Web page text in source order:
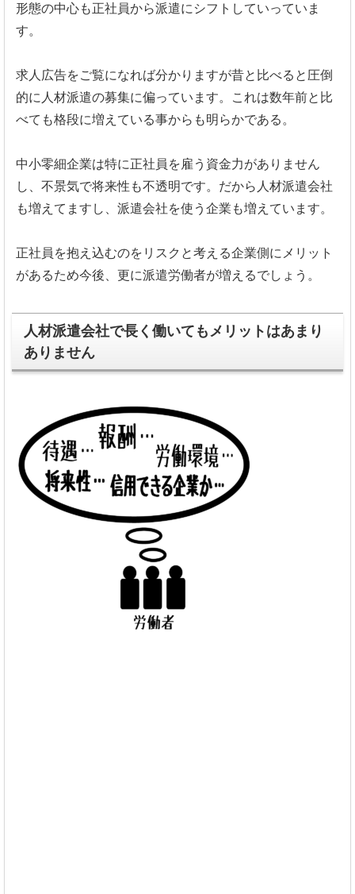
形態の中心も正社員から派遣にシフトしていっていま
す。
求人広告をご覧になれば分かりますが昔と比べると圧倒
的に人材派遣の募集に偏っています。これは数年前と比
べても格段に増えている事からも明らかである。
中小零細企業は特に正社員を雇う資金力がありません
し、不景気で将来性も不透明です。だから人材派遣会社
も増えてますし、派遣会社を使う企業も増えています。
正社員を抱え込むのをリスクと考える企業側にメリット
があるため今後、更に派遣労働者が増えるでしょう。
人材派遣会社で長く働いてもメリットはあまり
ありません